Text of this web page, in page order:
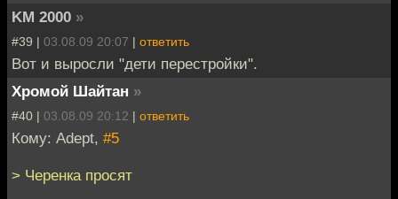
KM 2000 »
#39 | 03.08.09 20:07 | ответить
Вот и выросли "дети перестройки".
Хромой Шайтан »
#40 | 03.08.09 20:12 | ответить
Кому: Adept, #5
> Черенка просят